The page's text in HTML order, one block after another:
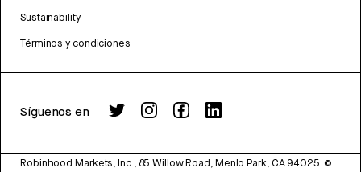
Sustainability
Términos y condiciones
Síguenos en
Robinhood Markets, Inc., 85 Willow Road, Menlo Park, CA 94025. ©